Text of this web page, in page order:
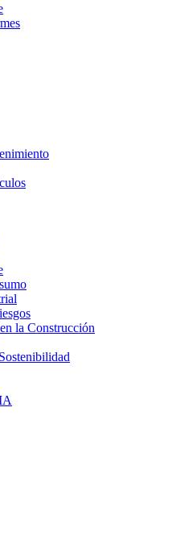
la Construcción